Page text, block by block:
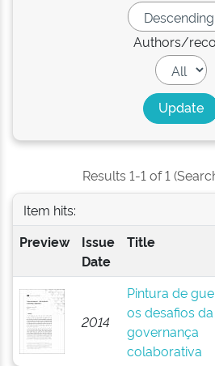
Authors/
Results 1-1 of 1
Item hits:
Preview
Issue
Date
Title
2014
Pintura de
os desafios da
governança
colaborativa